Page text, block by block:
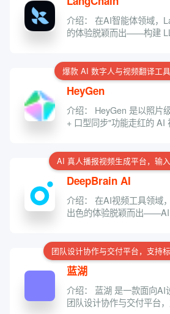
介绍： 在AI智能体领域，
的体验脱颖而出——构建
爆款 AI 数字人与视频翻译工
HeyGen
介绍： HeyGen 是以照片
+ 口型同步"功能走红的 AI
AI 真人播报视频生成平台，输
DeepBrain AI
介绍： 在AI视频工具领域
出色的体验脱颖而出——AI
团队设计协作与交付平台，支持
蓝湖
介绍： 蓝湖 是一款面向AI
团队设计协作与交付平台